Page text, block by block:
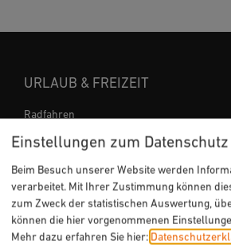
URLAUB & FREIZEIT
Radfahren
Wandern
Sehenswertes
Veranstaltungen
Einstellungen zum Datenschutz
Beim Besuch unserer Website werden
verarbeitet. Mit Ihrer Zustimmung können
zum Zweck der statistischen Auswertung,
können die hier vorgenommenen
Mehr dazu erfahren Sie hier: